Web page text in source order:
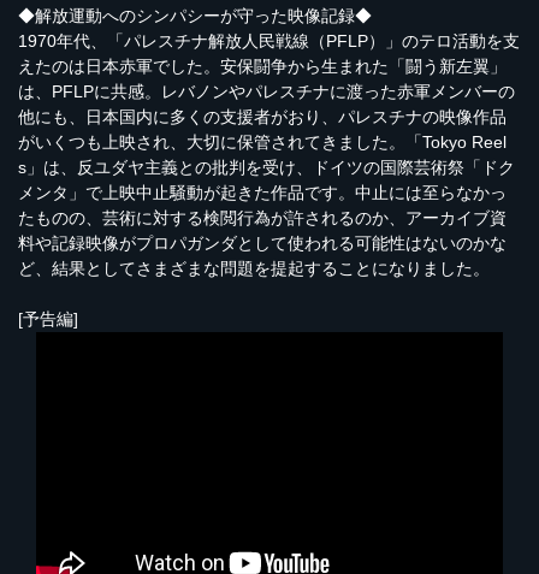
◆解放運動へのシンパシーが守った映像記録◆
1970年代、「パレスチナ解放人民戦線（PFLP）」のテロ活動を支
えたのは日本赤軍でした。安保闘争から生まれた「闘う新左翼」
は、PFLPに共感。レバノンやパレスチナに渡った赤軍メンバーの
他にも、日本国内に多くの支援者がおり、パレスチナの映像作品
がいくつも上映され、大切に保管されてきました。「Tokyo Reel
s」は、反ユダヤ主義との批判を受け、ドイツの国際芸術祭「ドク
メンタ」で上映中止騒動が起きた作品です。中止には至らなかっ
たものの、芸術に対する検閲行為が許されるのか、アーカイブ資
料や記録映像がプロパガンダとして使われる可能性はないのかな
ど、結果としてさまざまな問題を提起することになりました。
[予告編]